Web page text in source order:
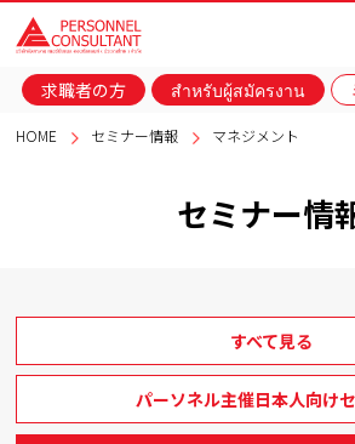
求職者の方 สำหรับผู้สมัครงาน
HOME セミナー情報 マネジメント
セミナー情
すべて見る
パーソネル主催日本人向け